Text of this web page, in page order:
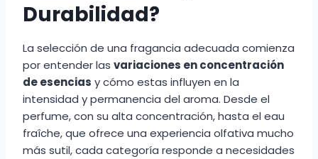
Durabilidad?
La selección de una fragancia adecuada comienza
por entender las variaciones en concentración
de esencias y cómo estas influyen en la
intensidad y permanencia del aroma. Desde el
perfume, con su alta concentración, hasta el eau
fraîche, que ofrece una experiencia olfativa mucho
más sutil, cada categoría responde a necesidades